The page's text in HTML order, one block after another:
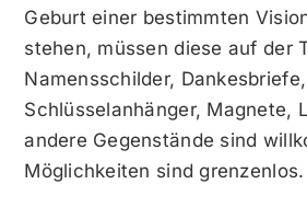
Geburt einer bestimmten
stehen, müssen diese auf der
Namensschilder,
Schlüsselanhänger, Magnete,
andere Gegenstände sind
Möglichkeiten sind grenzenlos.